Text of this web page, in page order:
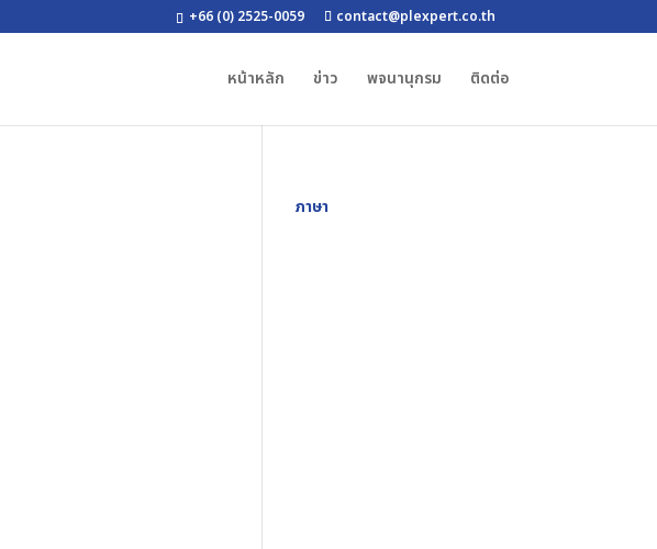
+66 (0) 2525-0059 contact@plexpert.co.th
หน้าหลัก ข่าว พจนานุกรม ติดต่อ
ภาษา